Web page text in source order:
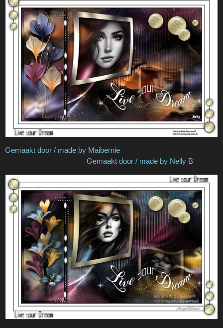
Gemaakt door / made by Maibernie
Gemaakt door / made by Nelly B